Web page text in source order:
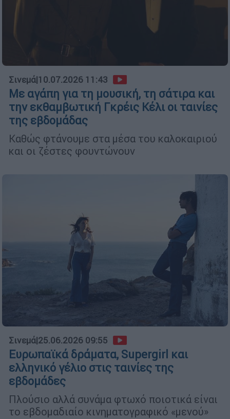
Σινεμά|10.07.2026 11:43
Με αγάπη για τη μουσική, τη σάτιρα και
την εκθαμβωτική Γκρέις Κέλι οι ταινίες
της εβδομάδας
Καθώς φτάνουμε στα μέσα του καλοκαιριού
και οι ζέστες φουντώνουν
Σινεμά|25.06.2026 09:55
Ευρωπαϊκά δράματα, Supergirl και
ελληνικό γέλιο στις ταινίες της
εβδομάδες
Πλούσιο αλλά συνάμα φτωχό ποιοτικά είναι
το εβδομαδιαίο κινηματογραφικό «μενού»